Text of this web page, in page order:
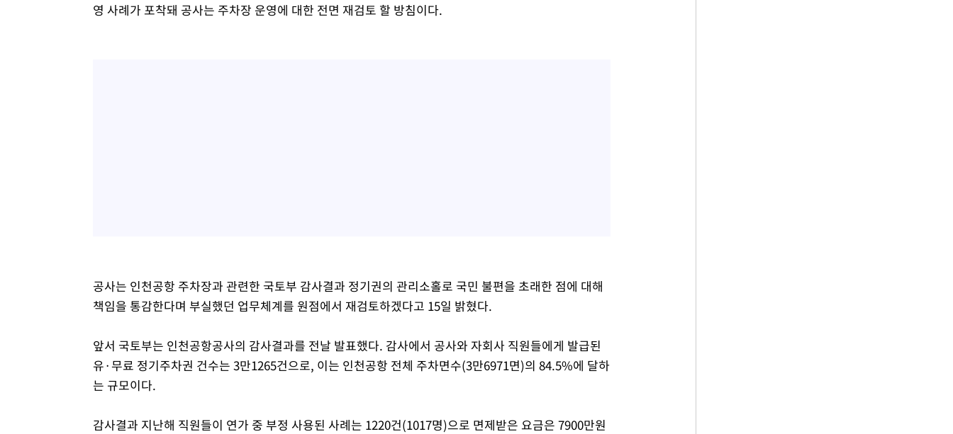
영 사례가 포착돼 공사는 주차장 운영에 대한 전면 재검토 할 방침이다.
공사는 인천공항 주차장과 관련한 국토부 감사결과 정기권의 관리소홀로 국민 불편을 초래한 점에 대해
책임을 통감한다며 부실했던 업무체계를 원점에서 재검토하겠다고 15일 밝혔다.
앞서 국토부는 인천공항공사의 감사결과를 전날 발표했다. 감사에서 공사와 자회사 직원들에게 발급된
유·무료 정기주차권 건수는 3만1265건으로, 이는 인천공항 전체 주차면수(3만6971면)의 84.5%에 달하
는 규모이다.
감사결과 지난해 직원들이 연가 중 부정 사용된 사례는 1220건(1017명)으로 면제받은 요금은 7900만원